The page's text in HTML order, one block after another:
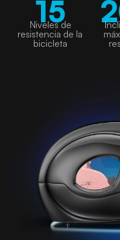
15
Niveles de
resistencia de la
bicicleta